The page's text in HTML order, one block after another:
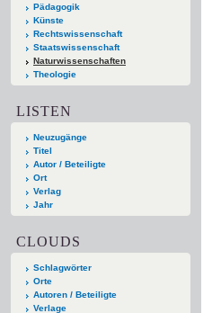
Pädagogik
Künste
Rechtswissenschaft
Staatswissenschaft
Naturwissenschaften
Theologie
LISTEN
Neuzugänge
Titel
Autor / Beteiligte
Ort
Verlag
Jahr
CLOUDS
Schlagwörter
Orte
Autoren / Beteiligte
Verlage